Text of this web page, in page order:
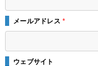
メールアドレス*
ウェブサイト